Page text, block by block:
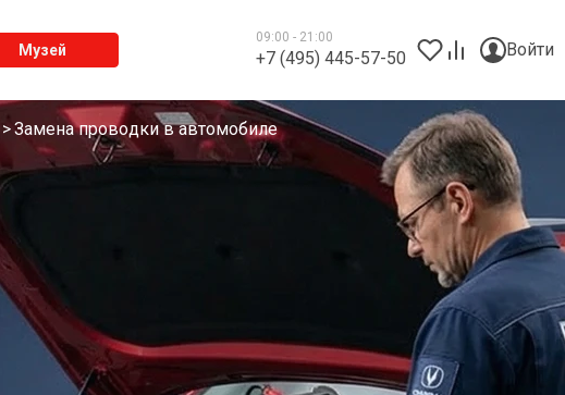
Музей
09:00 - 21:00
+7 (495) 445-57-50 Войти
Замена проводки в автомобиле